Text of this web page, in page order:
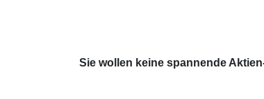
Sie wollen keine spannende